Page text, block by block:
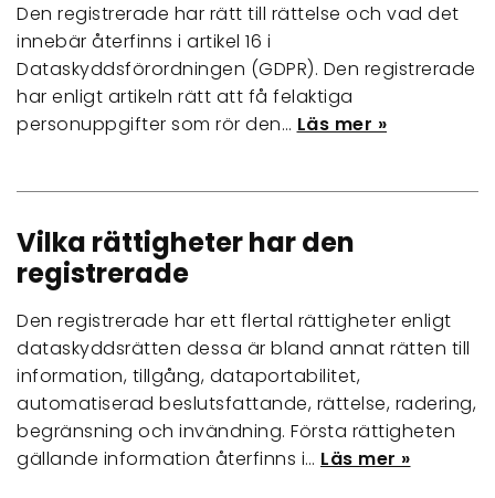
Den registrerade har rätt till rättelse och vad det
innebär återfinns i artikel 16 i
Dataskyddsförordningen (GDPR). Den registrerade
har enligt artikeln rätt att få felaktiga
personuppgifter som rör den… Läs mer »
Vilka rättigheter har den
registrerade
Den registrerade har ett flertal rättigheter enligt
dataskyddsrätten dessa är bland annat rätten till
information, tillgång, dataportabilitet,
automatiserad beslutsfattande, rättelse, radering,
begränsning och invändning. Första rättigheten
gällande information återfinns i… Läs mer »